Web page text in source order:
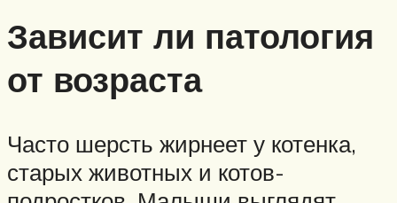
Зависит ли патология
от возраста
Часто шерсть жирнеет у котенка,
старых животных и котов-